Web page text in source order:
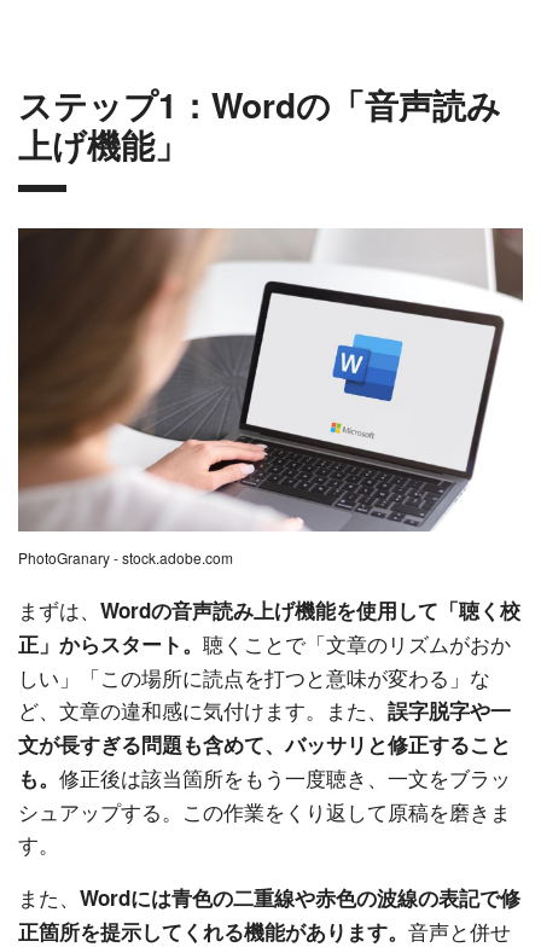
ステップ1：Wordの「音声読み
上げ機能」
PhotoGranary - stock.adobe.com
まずは、 Wordの音声読み上げ機能を使用して「聴く校
正」からスタート。 聴くことで「文章のリズムがおか
しい」「この場所に読点を打つと意味が変わる」な
ど、文章の違和感に気付けます。また、 誤字脱字や一
文が長すぎる問題も含めて、バッサリと修正すること
も。 修正後は該当箇所をもう一度聴き、一文をブラッ
シュアップする。この作業をくり返して原稿を磨きま
す。
また、 Wordには青色の二重線や赤色の波線の表記で修
正箇所を提示してくれる機能があります。 音声と併せ